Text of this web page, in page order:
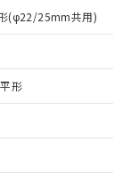
(φ22/25mm共用)
形